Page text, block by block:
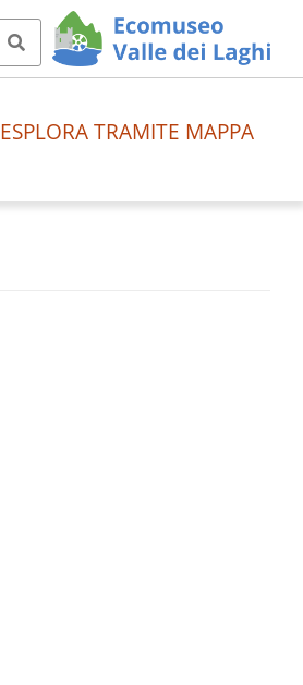
ESPLORA TRAMITE MAPPA